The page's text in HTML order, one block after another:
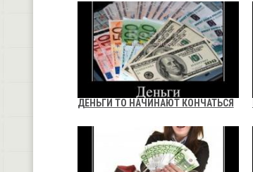
ДЕНЬГИ ТО НАЧИНАЮТ КОНЧАТЬСЯ